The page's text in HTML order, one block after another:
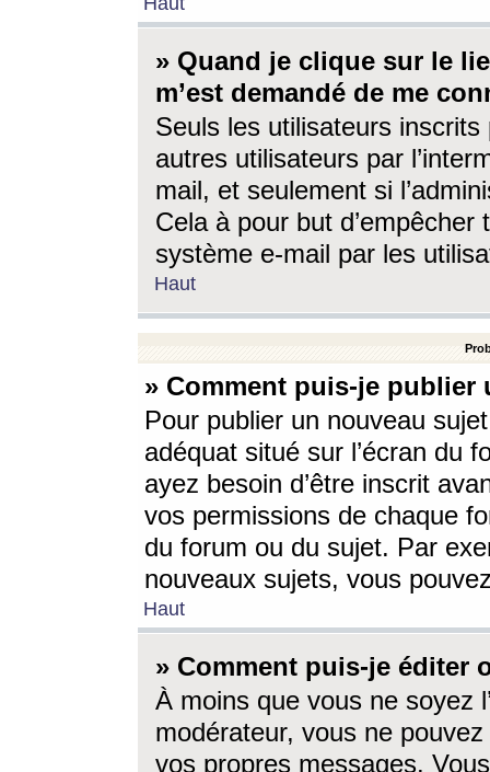
» Quand je clique sur le
m’est demandé de me
Seuls les utilisateurs
autres utilisateurs par
mail, et seulement si
Cela à pour but
système e-mail par les
Haut
» Comment puis-je
Pour publier un nouveau
adéquat situé sur l’écran du
ayez besoin d’être inscrit
vos permissions de chaque
du forum ou du sujet. Par
nouveaux sujets, vous
Haut
» Comment puis-je éditer
À moins que vous ne soyez
modérateur, vous ne
vos propres messages.